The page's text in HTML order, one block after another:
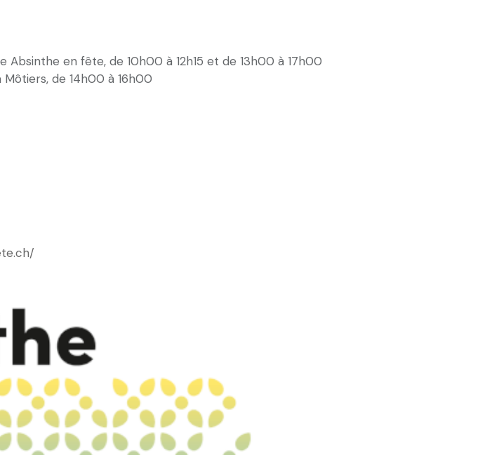
en fête, de 10h00 à 12h15 et de 13h00 à 17h00
Môtiers, de 14h00 à 16h00